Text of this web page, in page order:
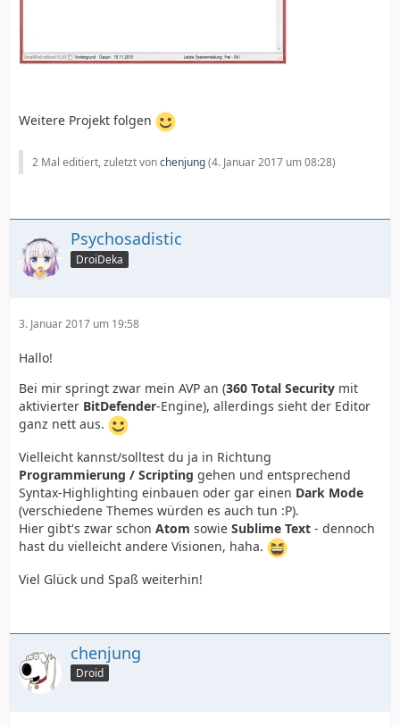
Weitere Projekt folgen
2 Mal editiert, zuletzt vonchenjung(4. Januar 2017 um 08:28)
Psychosadistic
DroiDeka
3. Januar 2017 um 19:58
Hallo!
Bei mir springt zwar mein AVP an (360 Total Security mit
aktivierter BitDefender-Engine), allerdings sieht der Editor
ganz nett aus.
Vielleicht kannst/solltest du ja in Richtung
Programmierung / Scripting gehen und entsprechend
Syntax-Highlighting einbauen oder gar einen Dark Mode
(verschiedene Themes würden es auch tun :P).
Hier gibt's zwar schon Atom sowie Sublime Text - dennoch
hast du vielleicht andere Visionen, haha.
Viel Glück und Spaß weiterhin!
chenjung
Droid